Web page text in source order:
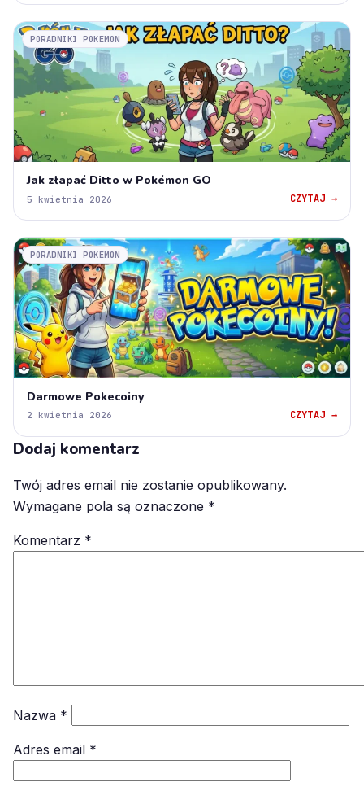
PORADNIKI POKEMON
Jak złapać Ditto w Pokémon GO
5 kwietnia 2026 CZYTAJ →
PORADNIKI POKEMON
Darmowe Pokecoiny
2 kwietnia 2026 CZYTAJ →
Dodaj komentarz
Twój adres email nie zostanie opublikowany.
Wymagane pola są oznaczone *
Komentarz *
Nazwa *
Adres email *